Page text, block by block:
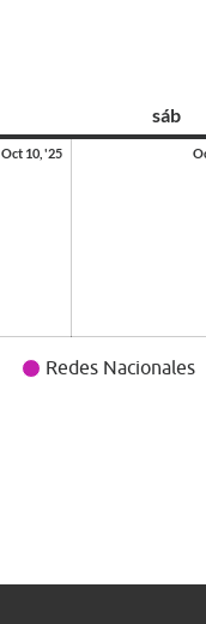
sáb
Oct 10, '25
Redes Nacionales